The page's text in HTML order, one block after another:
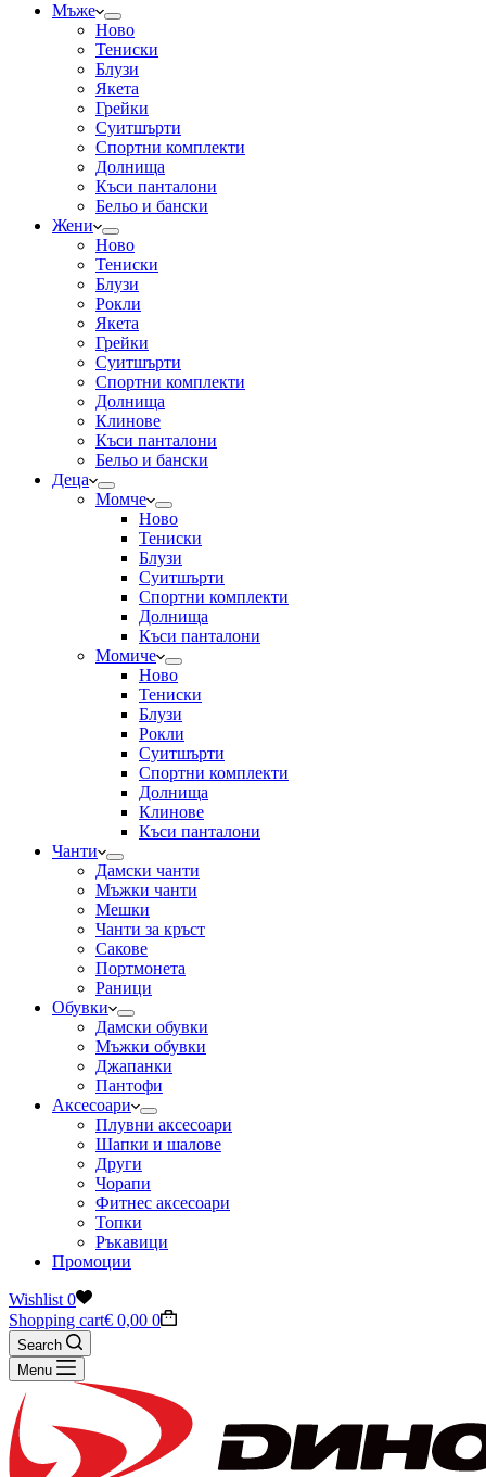
Мъже
Ново
Тениски
Блузи
Якета
Грейки
Суитшърти
Спортни комплекти
Долнища
Къси панталони
Бельо и бански
Жени
Ново
Тениски
Блузи
Рокли
Якета
Грейки
Суитшърти
Спортни комплекти
Долнища
Клинове
Къси панталони
Бельо и бански
Деца
Момче
Ново
Тениски
Блузи
Суитшърти
Спортни комплекти
Долнища
Къси панталони
Момиче
Ново
Тениски
Блузи
Рокли
Суитшърти
Спортни комплекти
Долнища
Клинове
Къси панталони
Чанти
Дамски чанти
Мъжки чанти
Мешки
Чанти за кръст
Сакове
Портмонета
Раници
Обувки
Дамски обувки
Мъжки обувки
Джапанки
Пантофи
Аксесоари
Плувни аксесоари
Шапки и шалове
Други
Чорапи
Фитнес аксесоари
Топки
Ръкавици
Промоции
Wishlist 0
Shopping cart€ 0,00 0
Search
Menu